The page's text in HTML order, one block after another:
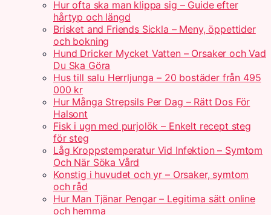
Hur ofta ska man klippa sig – Guide efter
hårtyp och längd
Brisket and Friends Sickla – Meny, öppettider
och bokning
Hund Dricker Mycket Vatten – Orsaker och Vad
Du Ska Göra
Hus till salu Herrljunga – 20 bostäder från 495
000 kr
Hur Många Strepsils Per Dag – Rätt Dos För
Halsont
Fisk i ugn med purjolök – Enkelt recept steg
för steg
Låg Kroppstemperatur Vid Infektion – Symtom
Och När Söka Vård
Konstig i huvudet och yr – Orsaker, symtom
och råd
Hur Man Tjänar Pengar – Legitima sätt online
och hemma